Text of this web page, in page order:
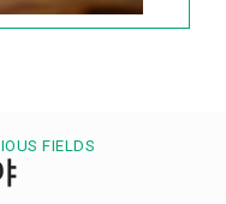
FIELDS